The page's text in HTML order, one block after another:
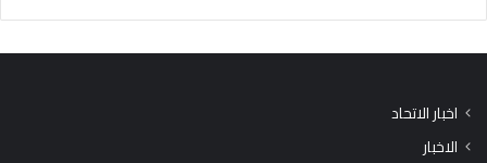
اخبار الاتحاد
الاخبار